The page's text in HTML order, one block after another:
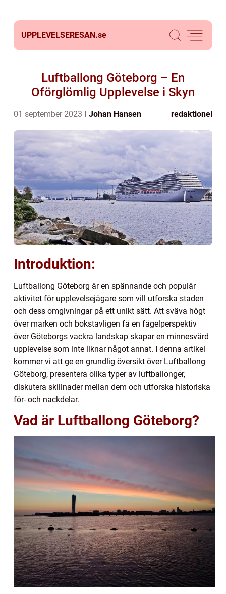
UPPLEVELSERESAN.se
Luftballong Göteborg – En
Oförglömlig Upplevelse i Skyn
01 september 2023 Johan Hansen redaktionel
Introduktion:
Luftballong Göteborg är en spännande och populär
aktivitet för upplevelsejägare som vill utforska staden
och dess omgivningar på ett unikt sätt. Att sväva högt
över marken och bokstavligen få en fågelperspektiv
över Göteborgs vackra landskap skapar en minnesvärd
upplevelse som inte liknar något annat. I denna artikel
kommer vi att ge en grundlig översikt över Luftballong
Göteborg, presentera olika typer av luftballonger,
diskutera skillnader mellan dem och utforska historiska
för- och nackdelar.
Vad är Luftballong Göteborg?